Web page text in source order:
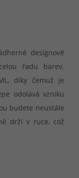
designové
řadu barev.
díky čemuž je
odolává vzniku
budete neustále
drží v ruce, což